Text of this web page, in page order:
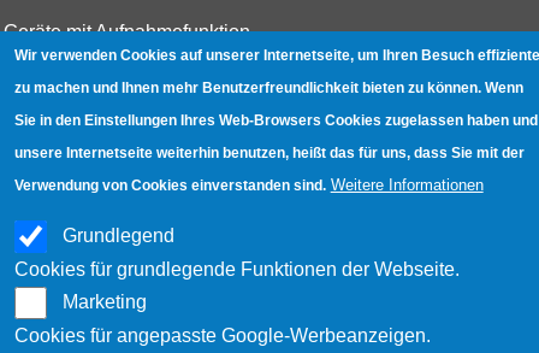
Geräte mit Aufnahmefunktion
Hotspot absichern
WLAN-Testbuch
Datenschutz|Impressum
Wir verwenden Cookies auf unserer Internetseite, um Ihren Besuch
zu machen und Ihnen mehr Benutzerfreundlichkeit bieten zu können. Wenn
Sie in den Einstellungen Ihres Web-Browsers Cookies zugelassen haben und
unsere Internetseite weiterhin benutzen, heißt das für uns, dass Sie mit der
Verwendung von Cookies einverstanden sind. Weitere Informationen
Grundlegend
Cookies für grundlegende Funktionen der Webseite.
Marketing
Cookies für angepasste Google-Werbeanzeigen.